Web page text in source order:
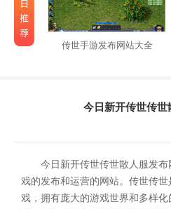
传世手游发布网站大全
今日新开传世传世
今日新开传世传世散人服发
戏的发布和运营的网站。传世传
戏，拥有庞大的游戏世界和多样